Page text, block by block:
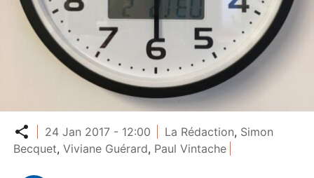
Partager
24 Jan 2017 - 12:00 La Rédaction, Simon
Becquet,Viviane Guérard, Paul Vintache